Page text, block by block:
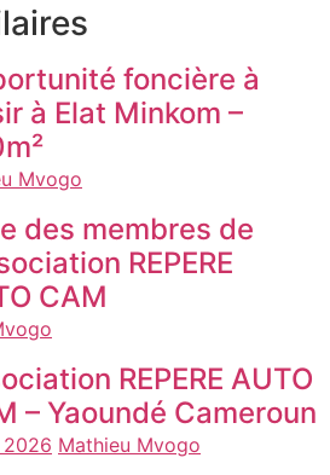
foncière à
à Elat Minkom –
Mvogo
des membres de
REPERE
CAM
REPERE AUTO
– Yaoundé Cameroun
Mathieu Mvogo